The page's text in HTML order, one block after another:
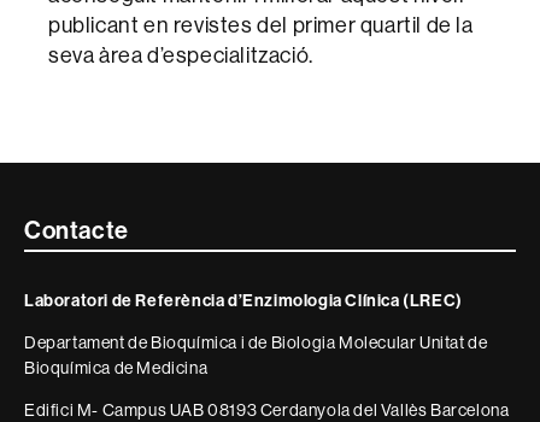
publicant en revistes del primer quartil de la
seva àrea d’especialització.
Contacte
informació
legal
Contacte
Laboratori de Referència d’Enzimologia Clínica (LREC)
Departament de Bioquímica i de Biologia Molecular Unitat de
Bioquímica de Medicina
Edifici M- Campus UAB 08193 Cerdanyola del Vallès Barcelona